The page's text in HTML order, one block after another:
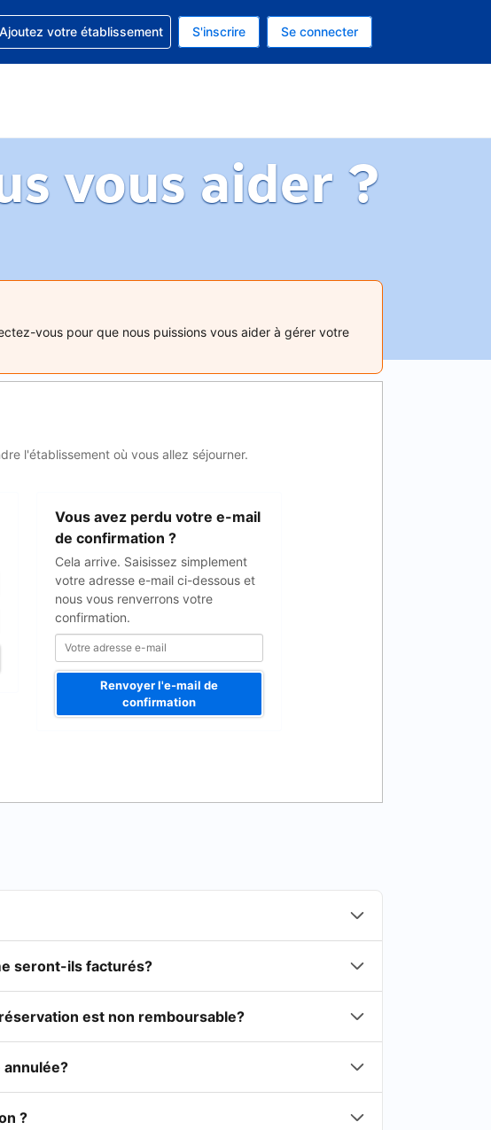
Votre devise actuelle est celle-ci : Dollar américain.
langue. Votre langue actuelle est celle-ci : Français.
de l'aide concernant votre réservation
Ajoutez votre établissement S'inscrire Se connecter
vous aider ?
vous pour que nous puissions vous aider à gérer votre
l'établissement où vous allez séjourner.
Vous avez perdu votre e-mail
de confirmation ?
Cela arrive. Saisissez simplement
votre adresse e-mail ci-dessous et
nous vous renverrons votre
confirmation.
adresse
Renvoyer l'e-mail de
confirmation
seront-ils facturés?
est non remboursable?
?